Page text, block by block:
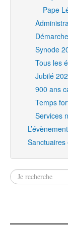
Pape
Synode
Tous les
Jubilé
900 ans
Temps
Services
L’évènement